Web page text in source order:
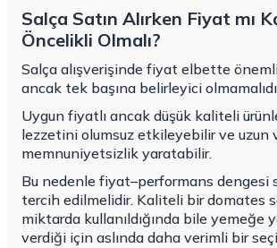
Salça Satın Alırken Fiyat mı
Öncelikli Olmalı?
Salça alışverişinde fiyat elbette
ancak tek başına belirleyici
Uygun fiyatlı ancak düşük kaliteli
lezzetini olumsuz etkileyebilir ve uzun
memnuniyetsizlik yaratabilir.
Bu nedenle fiyat–performans dengesi
tercih edilmelidir. Kaliteli bir domates
miktarda kullanıldığında bile yemeğe
verdiği için aslında daha verimli bir